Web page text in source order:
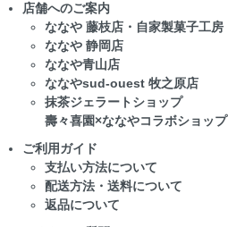
店舗へのご案内
ななや 藤枝店・自家製菓子工房
ななや 静岡店
ななや青山店
ななやsud-ouest 牧之原店
抹茶ジェラートショップ
壽々喜園×ななやコラボショップ
ご利用ガイド
支払い方法について
配送方法・送料について
返品について